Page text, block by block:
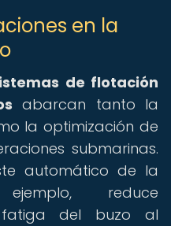
en la
de flotación
abarcan tanto la
la optimización de
submarinas.
automático de la
reduce
fatiga del buzo al